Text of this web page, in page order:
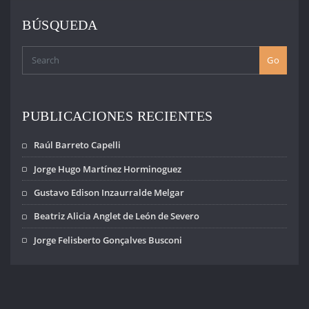
ENTRADAS
BÚSQUEDA
Go
PUBLICACIONES RECIENTES
Raúl Barreto Capelli
Jorge Hugo Martínez Horminoguez
Gustavo Edison Inzaurralde Melgar
Beatriz Alicia Anglet de León de Severo
Jorge Felisberto Gonçalves Busconi